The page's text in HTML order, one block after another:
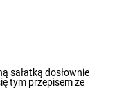
sałatką dosłownie
tym przepisem ze